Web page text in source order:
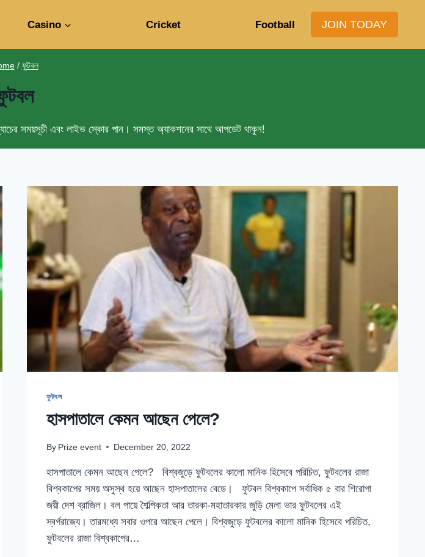
Casino Cricket Football JOIN TODAY
/ ফুটবল
সময়সূচী এবং লাইভ স্কোর পান। সমস্ত অ্যাকশনের সাথে আপডেট থাকুন!
ফুটবল
হাসপাতালে কেমন আছেন পেলে?
By Prize event December 20, 2022
হাসপাতালে কেমন আছেন পেলে? বিশ্বজুড়ে ফুটবলের কালো মানিক হিসেবে পরিচিত, ফুটবলের রাজা
বিশ্বকাপের সময় অসুস্থ হয়ে আছেন হাসপাতালের বেডে। ফুটবল বিশ্বকাপে সর্বাধিক ৫ বার শিরোপা
জয়ী দেশ ব্রাজিল। বল পায়ে শৈল্পিকতা আর তারকা-মহাতারকার জুড়ি মেলা ভার ফুটবলের এই
স্বর্গরাজ্যে। তারমধ্যে সবার ওপরে আছেন পেলে। বিশ্বজুড়ে ফুটবলের কালো মানিক হিসেবে পরিচিত,
ফুটবলের রাজা বিশ্বকাপের…